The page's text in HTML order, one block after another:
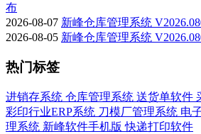
布
2026-08-07 新峰仓库管理系统
2026-08-05 新峰仓库管理系统
热门标签
进销存系统 仓库管理系统 送货单软件
彩印行业ERP系统 刀模厂管理系统 电
理系统 新峰软件手机版快递打印软件